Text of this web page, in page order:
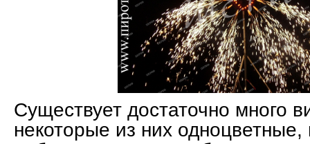
Существует достаточно много
некоторые из них